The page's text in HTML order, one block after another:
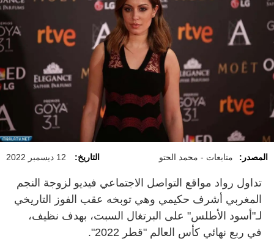
المصدر: متابعات - محمد الحتو التاريخ: 12 ديسمبر 2022
تداول رواد مواقع التواصل الاجتماعي فيديو لزوجة النجم
المغربي أشرف حكيمي وهي توبخه عقب الفوز التاريخي
لـ"أسود الأطلس" على البرتغال السبت، بهدف نظيف،
في ربع نهائي كأس العالم "قطر 2022".